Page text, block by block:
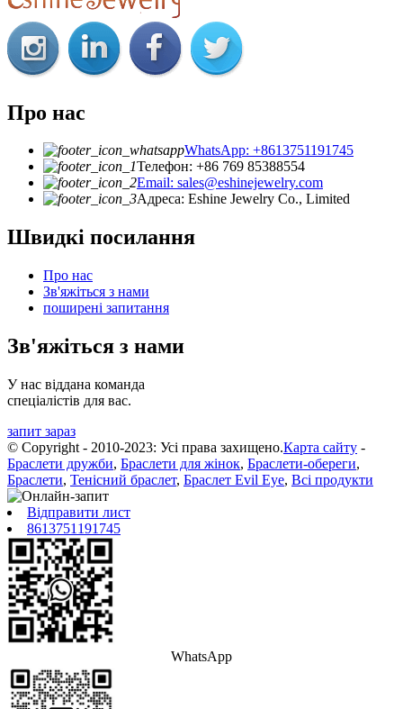
Про нас
WhatsApp: +8613751191745
Телефон: +86 769 85388554
Email: sales@eshinejewelry.com
Адреса: Eshine Jewelry Co., Limited
Швидкі посилання
Про нас
Зв'яжіться з нами
поширені запитання
Зв'яжіться з нами
У нас віддана команда
спеціалістів для вас.
запит зараз
© Copyright - 2010-2023: Усі права захищено.Карта сайту -
Браслети дружби, Браслети для жінок, Браслети-обереги,
Браслети, Тенісний браслет, Браслет Evil Eye, Всі продукти
Відправити лист
8613751191745
WhatsApp